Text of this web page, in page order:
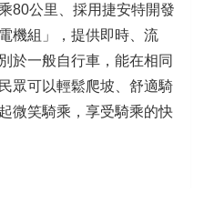
80公里、採用捷安特開發
機組」，提供即時、流
於一般自行車，能在相同
眾可以輕鬆爬坡、舒適騎
微笑騎乘，享受騎乘的快